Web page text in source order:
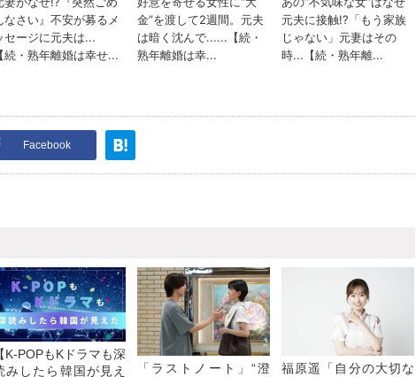
Facebook
【K-POPもKドラマも深
みしたら韓国が見え
「ラストノート」“澄 福原遥「自分の大切な